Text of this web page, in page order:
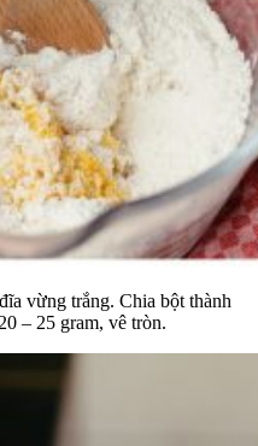
vừng trắng. Chia bột thành
– 25 gram, vê tròn.